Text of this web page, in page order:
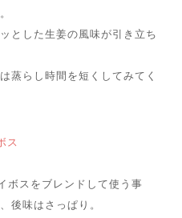
とした生姜の風味が引き立ち
蒸らし時間を短くしてみてく
ス
ボスをブレンドして使う事
後味はさっぱり。